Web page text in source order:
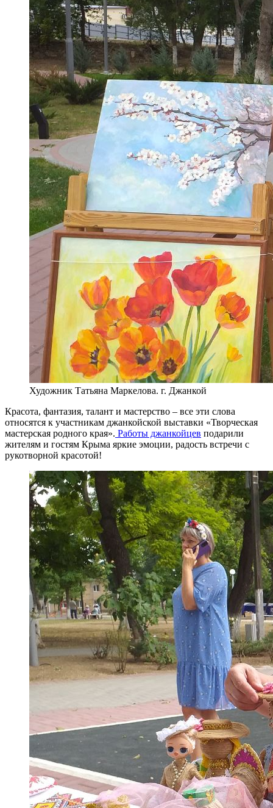
Художник Татьяна Маркелова. г. Джанкой
Красота, фантазия, талант и мастерство – все эти слова
относятся к участникам джанкойской выставки «Творческая
мастерская родного края». Работы джанкойцев подарили
жителям и гостям Крыма яркие эмоции, радость встречи с
рукотворной красотой!